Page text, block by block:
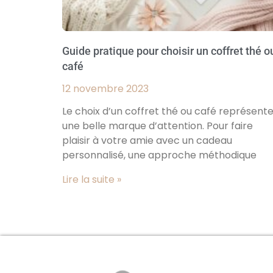
Guide pratique pour choisir un coffret thé
café
12 novembre 2023
Le choix d’un coffret thé ou café représente
une belle marque d’attention. Pour faire
plaisir à votre amie avec un cadeau
personnalisé, une approche méthodique
Lire la suite »